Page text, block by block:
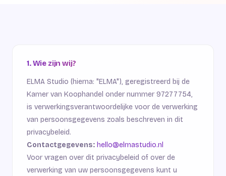
1. Wie zijn wij?
ELMA Studio (hierna: "ELMA"), geregistreerd bij de
Kamer van Koophandel onder nummer 97277754,
is verwerkingsverantwoordelijke voor de verwerking
van persoonsgegevens zoals beschreven in dit
privacybeleid.
Contactgegevens: hello@elmastudio.nl
Voor vragen over dit privacybeleid of over de
verwerking van uw persoonsgegevens kunt u